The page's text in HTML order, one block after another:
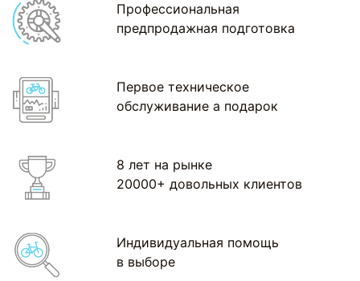
Профессиональная
предпродажная подготовка
Первое техническое
обслуживание а подарок
8 лет на рынке
20000+ довольных клиентов
Индивидуальная помощь
в выборе